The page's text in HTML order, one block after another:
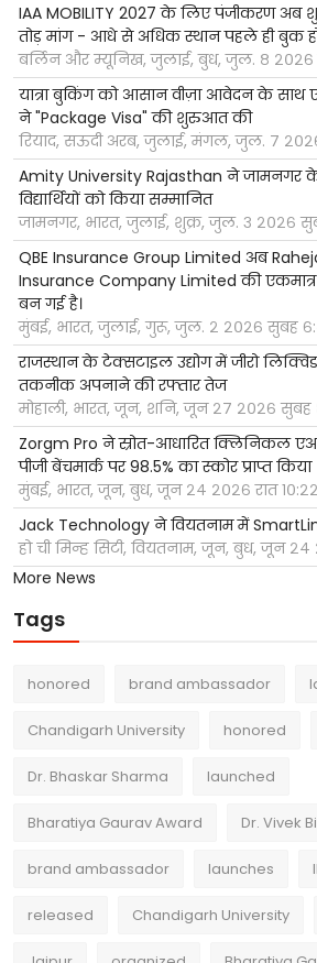
IAA MOBILITY 2027 के लिए पंजीकरण अब
तोड़ मांग - आधे से अधिक स्थान पहले ही बुक
बर्लिन और म्यूनिख, जुलाई, बुध, जुल. ८ २०२६
यात्रा बुकिंग को आसान वीज़ा आवेदन के
ने "Package Visa" की शुरुआत की
रियाद, सऊदी अरब, जुलाई, मंगल, जुल. ७
Amity University Rajasthan ने जामनगर
विद्यार्थियों को किया सम्मानित
जामनगर, भारत, जुलाई, शुक्र, जुल. ३ २०२६
QBE Insurance Group Limited अब
Insurance Company Limited की
बन गई है।
मुंबई, भारत, जुलाई, गुरू, जुल. २ २०२६ सुबह
राजस्थान के टेक्सटाइल उद्योग में जीरो लिक्विड
तकनीक अपनाने की रफ्तार तेज
मोहाली, भारत, जून, शनि, जून २७ २०२६
Zorgm Pro ने स्रोत-आधारित क्लिनिकल
पीजी बेंचमार्क पर 98.5% का स्कोर प्राप्त किया
मुंबई, भारत, जून, बुध, जून २४ २०२६ रात
Jack Technology ने वियतनाम में
हो ची मिन्ह सिटी, वियतनाम, जून, बुध, जून
More News
Tags
honored brand ambassador
Chandigarh University honored
Dr. Bhaskar Sharma launched
Bharatiya Gaurav Award Dr. Vivek
brand ambassador launches
released Chandigarh University